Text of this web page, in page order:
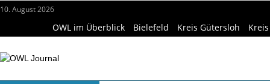
10. August 2026
OWL im Überblick Bielefeld Kreis Gütersloh